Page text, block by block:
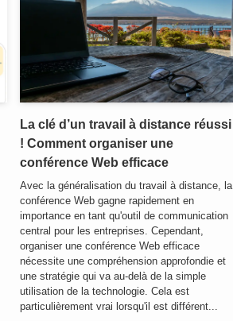
La clé d’un travail à distance réussi
! Comment organiser une
conférence Web efficace
Avec la généralisation du travail à distance, la
conférence Web gagne rapidement en
importance en tant qu'outil de communication
central pour les entreprises. Cependant,
organiser une conférence Web efficace
nécessite une compréhension approfondie et
une stratégie qui va au-delà de la simple
utilisation de la technologie. Cela est
particulièrement vrai lorsqu'il est différent...